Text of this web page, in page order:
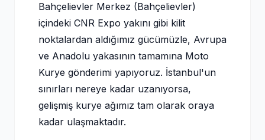
Bahçelievler Merkez (Bahçelievler)
içindeki CNR Expo yakını gibi kilit
noktalardan aldığımız gücümüzle, Avrupa
ve Anadolu yakasının tamamına Moto
Kurye gönderimi yapıyoruz. İstanbul'un
sınırları nereye kadar uzanıyorsa,
gelişmiş kurye ağımız tam olarak oraya
kadar ulaşmaktadır.